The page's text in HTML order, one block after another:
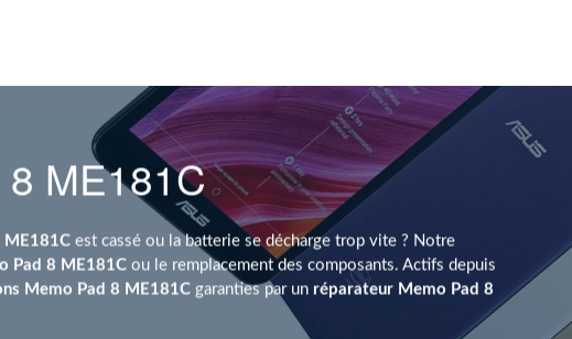
ME181C
ME181C est cassé ou la batterie se décharge trop vite ? Notre
Pad 8 ME181C ou le remplacement des composants. Actifs depuis
Memo Pad 8 ME181C garanties par un réparateur Memo Pad 8